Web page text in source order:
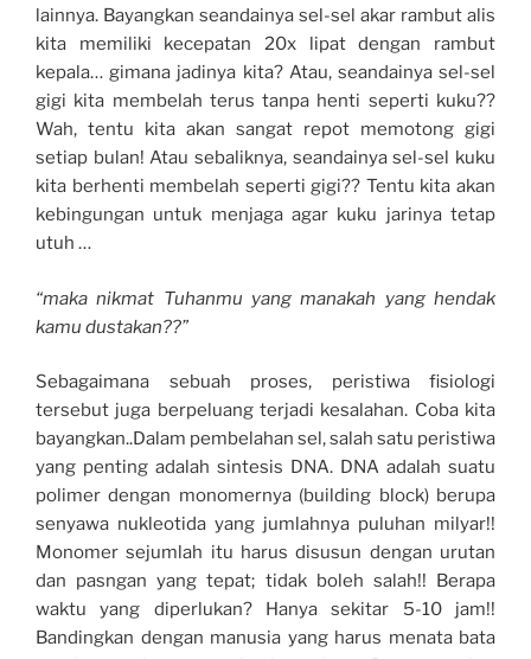
lainnya. Bayangkan seandainya sel-sel akar rambut alis
kita memiliki kecepatan 20x lipat dengan rambut
kepala… gimana jadinya kita? Atau, seandainya sel-sel
gigi kita membelah terus tanpa henti seperti kuku??
Wah, tentu kita akan sangat repot memotong gigi
setiap bulan! Atau sebaliknya, seandainya sel-sel kuku
kita berhenti membelah seperti gigi?? Tentu kita akan
kebingungan untuk menjaga agar kuku jarinya tetap
utuh …
“maka nikmat Tuhanmu yang manakah yang hendak
kamu dustakan??”
Sebagaimana sebuah proses, peristiwa fisiologi
tersebut juga berpeluang terjadi kesalahan. Coba kita
bayangkan..Dalam pembelahan sel, salah satu peristiwa
yang penting adalah sintesis DNA. DNA adalah suatu
polimer dengan monomernya (building block) berupa
senyawa nukleotida yang jumlahnya puluhan milyar!!
Monomer sejumlah itu harus disusun dengan urutan
dan pasngan yang tepat; tidak boleh salah!! Berapa
waktu yang diperlukan? Hanya sekitar 5-10 jam!!
Bandingkan dengan manusia yang harus menata bata